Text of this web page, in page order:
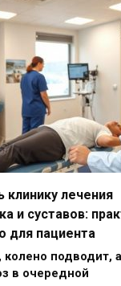
клинику лечения
и суставов:
для пациента
колено подводит, а
в очередной